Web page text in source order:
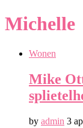
Michelle
Wonen
Mike
by admin 3